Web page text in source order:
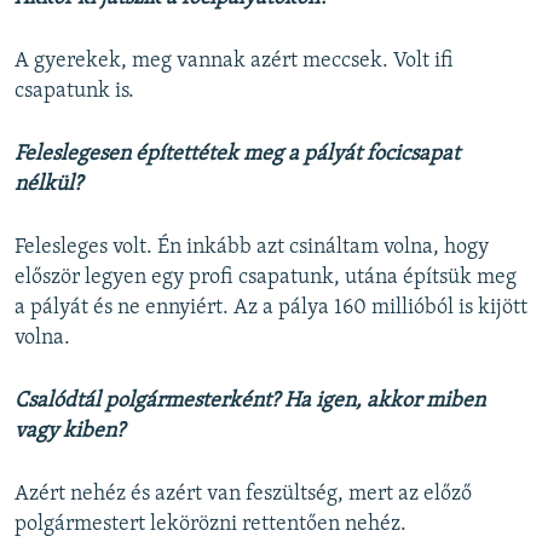
A gyerekek, meg vannak azért meccsek. Volt ifi
csapatunk is.
Feleslegesen építettétek meg a pályát focicsapat
nélkül?
Felesleges volt. Én inkább azt csináltam volna, hogy
először legyen egy profi csapatunk, utána építsük meg
a pályát és ne ennyiért. Az a pálya 160 millióból is kijött
volna.
Csalódtál polgármesterként? Ha igen, akkor miben
vagy kiben?
Azért nehéz és azért van feszültség, mert az előző
polgármestert lekörözni rettentően nehéz.